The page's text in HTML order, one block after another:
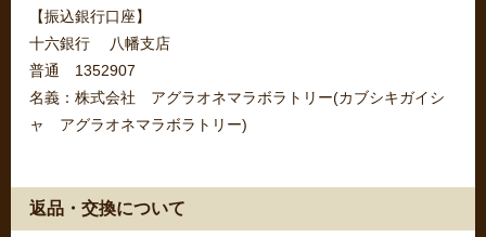
【振込銀行口座】
十六銀行 八幡支店
普通 1352907
名義：株式会社 アグラオネマラボラトリー(カブシキガイシ
ャ アグラオネマラボラトリー)
返品・交換について